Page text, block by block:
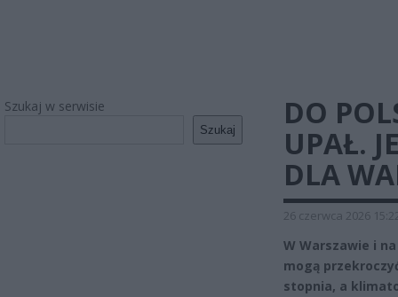
Szukaj w serwisie
Szukaj
DO
UPAŁ.
DLA
26 czerwca 2026
W Warszawie i
mogą
stopnia, a